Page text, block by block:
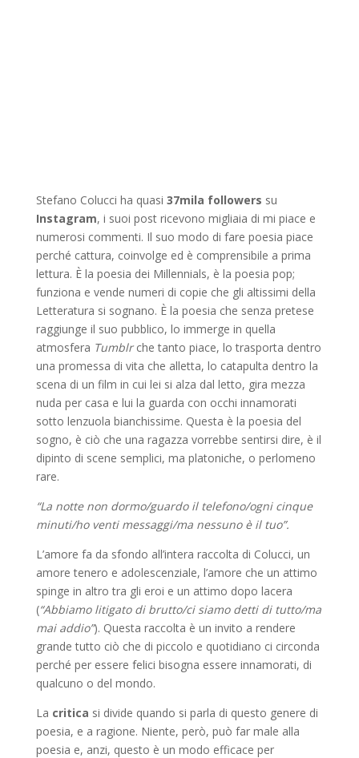
Stefano Colucci ha quasi 37mila followers su
Instagram, i suoi post ricevono migliaia di mi piace e
numerosi commenti. Il suo modo di fare poesia piace
perché cattura, coinvolge ed è comprensibile a prima
lettura. È la poesia dei Millennials, è la poesia pop;
funziona e vende numeri di copie che gli altissimi della
Letteratura si sognano. È la poesia che senza pretese
raggiunge il suo pubblico, lo immerge in quella
atmosfera Tumblrche tanto piace, lo trasporta dentro
una promessa di vita che alletta, lo catapulta dentro la
scena di un film in cui lei si alza dal letto, gira mezza
nuda per casa e lui la guarda con occhi innamorati
sotto lenzuola bianchissime. Questa è la poesia del
sogno, è ciò che una ragazza vorrebbe sentirsi dire, è il
dipinto di scene semplici, ma platoniche, o perlomeno
rare.
“La notte non dormo/guardo il telefono/ogni cinque
minuti/ho venti messaggi/ma nessuno è il tuo”.
L’amore fa da sfondo all’intera raccolta di Colucci, un
amore tenero e adolescenziale, l’amore che un attimo
spinge in altro tra gli eroi e un attimo dopo lacera
(“Abbiamo litigato di brutto/ci siamo detti di tutto/ma
mai addio”). Questa raccolta è un invito a rendere
grande tutto ciò che di piccolo e quotidiano ci circonda
perché per essere felici bisogna essere innamorati, di
qualcuno o del mondo.
La critica si divide quando si parla di questo genere di
poesia, e a ragione. Niente, però, può far male alla
poesia e, anzi, questo è un modo efficace per